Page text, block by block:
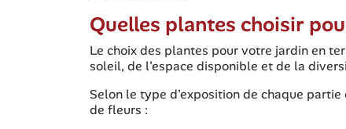
Quelles plantes choisir
Le choix des plantes pour votre jardin en
soleil, de l'espace disponible et de la
Selon le type d'exposition de chaque
de fleurs :